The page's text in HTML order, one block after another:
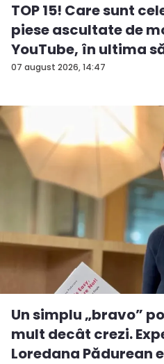
07 august 2026, 14:47
TOP 15! Care sunt
piese ascultate de
YouTube, în ultima
Un simplu „bravo”
mult decât crezi.
Loredana Pădurean